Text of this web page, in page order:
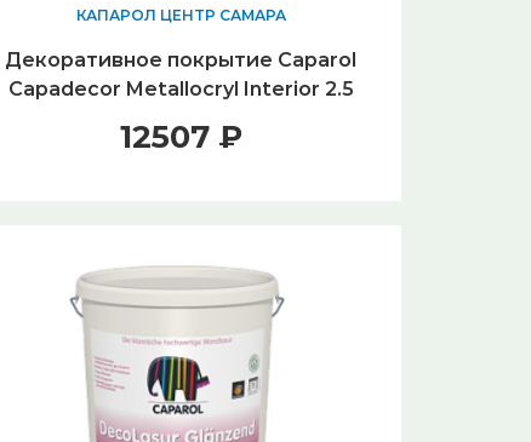
КАПАРОЛ ЦЕНТР САМАРА
Декоративное покрытие Caparol
Capadecor Metallocryl Interior 2.5
12507 ₽